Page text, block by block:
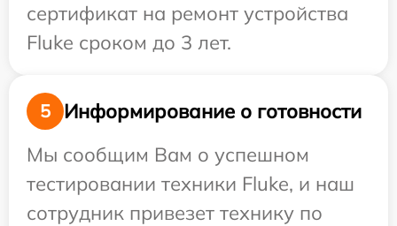
сертификат на ремонт устройства
Fluke сроком до 3 лет.
5
Информирование о готовности
Мы сообщим Вам о успешном
тестировании техники Fluke, и наш
сотрудник привезет технику по